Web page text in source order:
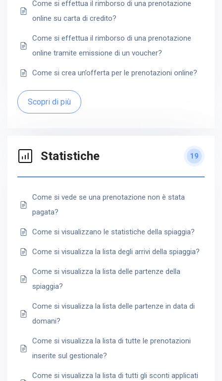
Come si effettua il rimborso di una prenotazione
online su carta di credito?
Come si effettua il rimborso di una prenotazione
online tramite emissione di un voucher?
Come si crea un’offerta per le prenotazioni online?
Scopri di più
Statistiche 19
Come si vede se una prenotazione non è stata
pagata?
Come si visualizzano le statistiche della spiaggia?
Come si visualizza la lista degli arrivi della spiaggia?
Come si visualizza la lista delle partenze della
spiaggia?
Come si visualizza la lista delle partenze in data di
domani?
Come si visualizza la lista di tutte le prenotazioni
inserite sul gestionale?
Come si visualizza la lista di tutti gli sconti applicati